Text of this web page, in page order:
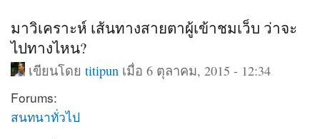
มาวิเคราะห์ เส้นทางสายตาผู้เข้าชมเว็บ ว่าจะ
ไปทางไหน?
เขียนโดย titipun เมื่อ 6 ตุลาคม, 2015 - 12:34
Forums:
สนทนาทั่วไป